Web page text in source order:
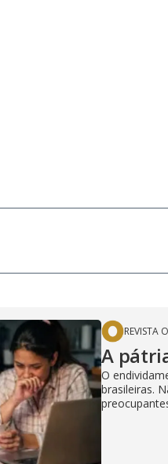
REVISTA
A
O
brasileiras.